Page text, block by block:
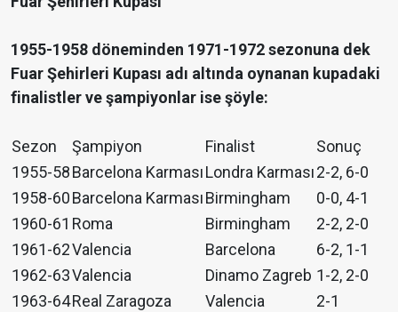
1955-1958 döneminden 1971-1972 sezonuna dek
Fuar Şehirleri Kupası adı altında oynanan kupadaki
finalistler ve şampiyonlar ise şöyle:
Sezon Şampiyon Finalist
Sonuç
1955-58Barcelona KarmasıLondra Karması2-2, 6-0
1958-60Barcelona KarmasıBirmingham
0-0, 4-1
1960-61 Roma Birmingham
2-2, 2-0
1961-62Valencia Barcelona
6-2, 1-1
1962-63Valencia Dinamo Zagreb 1-2, 2-0
1963-64Real Zaragoza Valencia
2-1